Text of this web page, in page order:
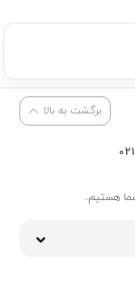
برگشت به بالا